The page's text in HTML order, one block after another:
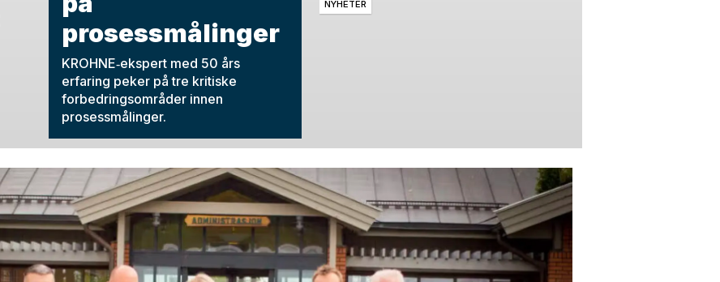
prosessmålinger
KROHNE‑ekspert med 50 års
erfaring peker på tre kritiske
forbedringsområder innen
prosessmålinger.
NYHETER